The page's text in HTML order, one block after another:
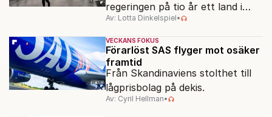
regeringen på tio år ett land i
politiskt och ekonomiskt kaos.
Av: Lotta Dinkelspiel•
VECKANS FOKUS
Förarlöst SAS flyger mot osäker
framtid
Från Skandinaviens stolthet till
lågprisbolag på dekis.
Av: Cyril Hellman•